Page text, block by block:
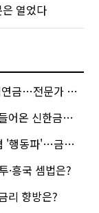
열었다
전문가 조언은
신한금융 AI
감원 '신중모드'
·흥국 셈법은?
리 향방은?